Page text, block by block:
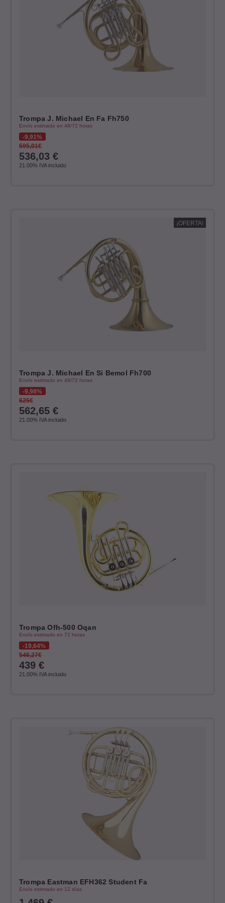
Trompa J. Michael En Fa Fh750
Envío estimado en 48/72 horas
9,91%
595,01€
536,03 €
21.00% IVA incluido
¡OFERTA!
Trompa J. Michael En Si Bemol Fh700
Envío estimado en 48/72 horas
9,98%
625€
562,65 €
21.00% IVA incluido
Trompa Ofh-500 Oqan
Envío estimado en 72 horas
19,64%
546,27€
439 €
21.00% IVA incluido
Trompa Eastman EFH362 Student Fa
Envío estimado en 12 días